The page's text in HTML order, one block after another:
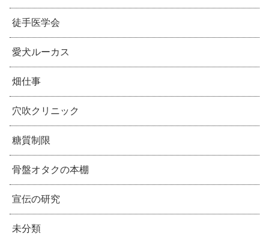
徒手医学会
愛犬ルーカス
畑仕事
穴吹クリニック
糖質制限
骨盤オタクの本棚
宣伝の研究
未分類